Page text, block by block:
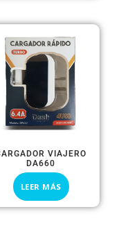
VIAJERO
DA660
LEER MÁS